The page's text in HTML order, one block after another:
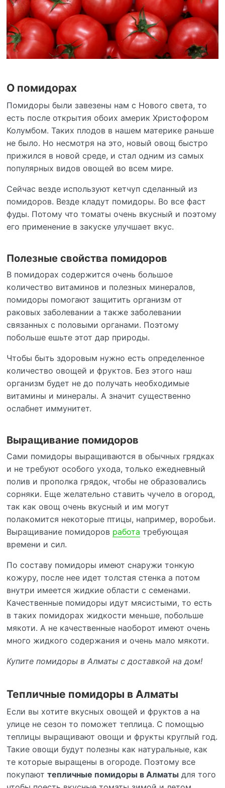
О помидорах
Помидоры были завезены нам с Нового света, то
есть после открытия обоих америк Христофором
Колумбом. Таких плодов в нашем материке раньше
не было. Но несмотря на это, новый овощ быстро
прижился в новой среде, и стал одним из самых
популярных видов овощей во всем мире.
Сейчас везде используют кетчуп сделанный из
помидоров. Везде кладут помидоры. Во все фаст
фуды. Потому что томаты очень вкусный и поэтому
его применение в закуске улучшает вкус.
Полезные свойства помидоров
В помидорах содержится очень большое
количество витаминов и полезных минералов,
помидоры помогают защитить организм от
раковых заболевании а также заболевании
связанных с половыми органами. Поэтому
побольше ешьте этот дар природы.
Чтобы быть здоровым нужно есть определенное
количество овощей и фруктов. Без этого наш
организм будет не до получать необходимые
витамины и минералы. А значит существенно
ослабнет иммунитет.
Выращивание помидоров
Сами помидоры выращиваются в обычных грядках
и не требуют особого ухода, только ежедневный
полив и прополка грядок, чтобы не образовались
сорняки. Еще желательно ставить чучело в огород,
так как овощ очень вкусный и им могут
полакомится некоторые птицы, например, воробьи.
Выращивание помидоров работа требующая
времени и сил.
По составу помидоры имеют снаружи тонкую
кожуру, после нее идет толстая стенка а потом
внутри имеется жидкие области с семенами.
Качественные помидоры идут мясистыми, то есть
в таких помидорах жидкости меньше, побольше
мякоти. А не качественные наоборот имеют очень
много жидкого содержания и очень мало мякоти.
Купите помидоры в Алматы с доставкой на дом!
Тепличные помидоры в Алматы
Если вы хотите вкусных овощей и фруктов а на
улице не сезон то поможет теплица. С помощью
теплицы выращивают овощи и фрукты круглый год.
Такие овощи будут полезны как натуральные, как
те которые выращены в огороде. Поэтому все
покупаюттепличные помидоры в Алматы для того